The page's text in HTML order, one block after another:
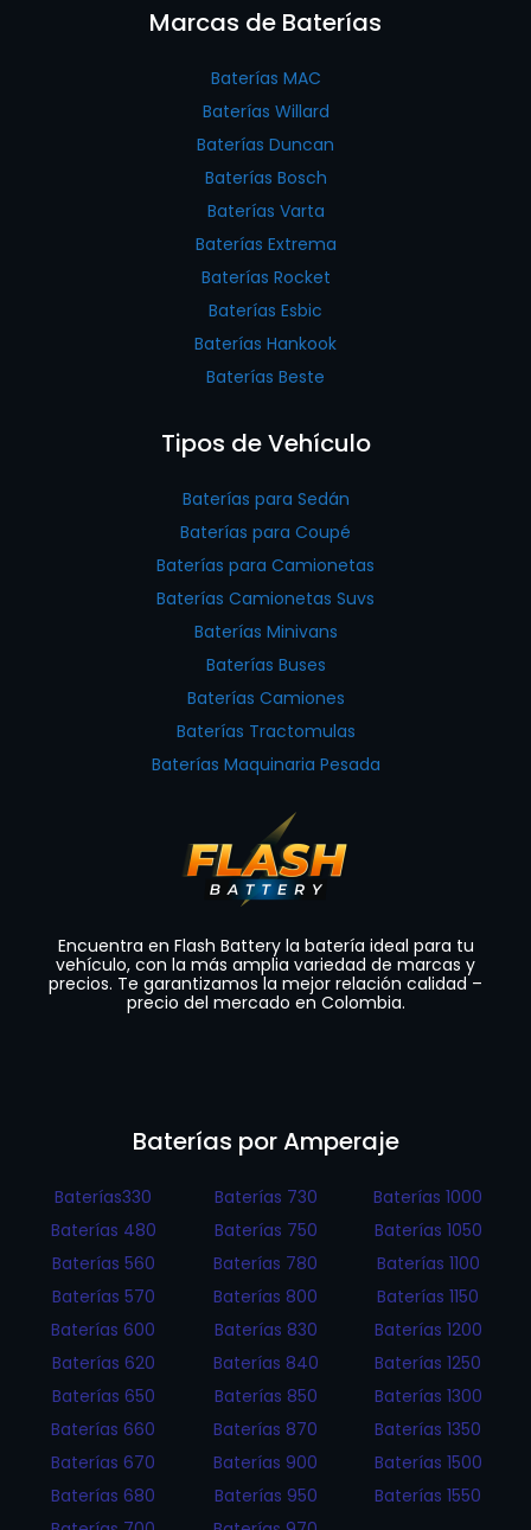
Marcas de Baterías
Baterías MAC
Baterías Willard
Baterías Duncan
Baterías Bosch
Baterías Varta
Baterías Extrema
Baterías Rocket
Baterías Esbic
Baterías Hankook
Baterías Beste
Tipos de Vehículo
Baterías para Sedán
Baterías para Coupé
Baterías para Camionetas
Baterías Camionetas Suvs
Baterías Minivans
Baterías Buses
Baterías Camiones
Baterías Tractomulas
Baterías Maquinaria Pesada
Encuentra en Flash Battery la batería ideal para tu
vehículo, con la más amplia variedad de marcas y
precios. Te garantizamos la mejor relación calidad –
precio del mercado en Colombia.
Baterías por Amperaje
Baterías330
Baterías 480
Baterías 560
Baterías 570
Baterías 600
Baterías 620
Baterías 650
Baterías 660
Baterías 670
Baterías 680
Baterías 730
Baterías 750
Baterías 780
Baterías 800
Baterías 830
Baterías 840
Baterías 850
Baterías 870
Baterías 900
Baterías 950
Baterías 1000
Baterías 1050
Baterías 1100
Baterías 1150
Baterías 1200
Baterías 1250
Baterías 1300
Baterías 1350
Baterías 1500
Baterías 1550